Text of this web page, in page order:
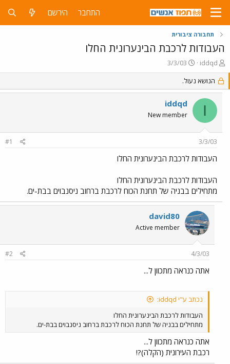
התחבר הירשם
תחבורה ציבורית
העבודות לרכבת הבינערונית החלו
פ
ו
ת
ח
נ
iddqd
פ
ו
ר
ס
ם
ב
ת
ך
3/3/03
הנושא נעול.
I
iddqd
New member
3/3/03
#1
העבודות לרכבת הבינערונית החלו
העבודות לרכבת הבינערונית החלו
מתחילים בבניה של תחנת הכוח לרכבת ברחוב ניסנבוים בבת-ים.
david80
Active member
4/3/03
#2
אתה כנראה מתכוון ל...
נכתב ע"י iddqd:
העבודות לרכבת הבינערונית החלו
מתחילים בבניה של תחנת הכוח לרכבת ברחוב ניסנבוים בבת-ים.
אתה כנראה מתכוון ל...
רכבת העירונית (הקלה)?!